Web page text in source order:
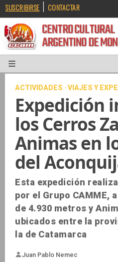
SUSCRIBIRSE | CONTACTAR
CENTRO
ARGENTINO DE
ACTIVIDADES · VIAJES Y
Expedición
los Cerros
Animas en
del
Esta expedición
por el Grupo CAMME,
de 4.930 metros y
ubicados entre la
la de Catamarca